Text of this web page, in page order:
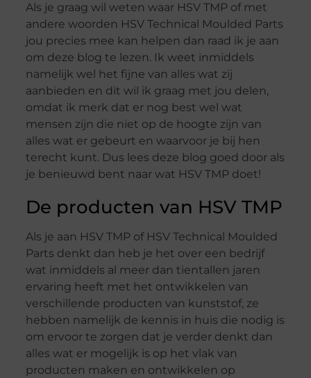
Als je graag wil weten waar HSV TMP of met
andere woorden HSV Technical Moulded Parts
jou precies mee kan helpen dan raad ik je aan
om deze blog te lezen. Ik weet inmiddels
namelijk wel het fijne van alles wat zij
aanbieden en dit wil ik graag met jou delen,
omdat ik merk dat er nog best wel wat
mensen zijn die niet op de hoogte zijn van
alles wat er gebeurt en waarvoor je bij hen
terecht kunt. Dus lees deze blog goed door als
je benieuwd bent naar wat HSV TMP doet!
De producten van HSV TMP
Als je aan HSV TMP of HSV Technical Moulded
Parts denkt dan heb je het over een bedrijf
wat inmiddels al meer dan tientallen jaren
ervaring heeft met het ontwikkelen van
verschillende producten van kunststof, ze
hebben namelijk de kennis in huis die nodig is
om ervoor te zorgen dat je verder denkt dan
alles wat er mogelijk is op het vlak van
producten maken en ontwikkelen op